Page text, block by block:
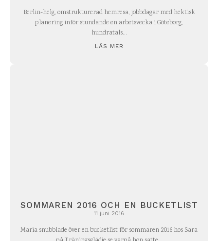
Berlin-helg, omstrukturerad hemresa, jobbdagar med hektisk
planering inför stundande en arbetsvecka i Göteborg,
hundratals...
LÄS MER
SOMMAREN 2016 OCH EN BUCKETLIST
11 juni 2016
Maria snubblade över en bucketlist för sommaren 2016 hos Sara